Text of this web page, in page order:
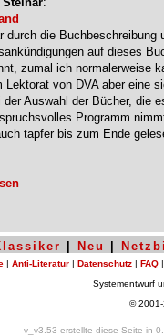
durch die Buchbeschreibung
auf dieses
zumal ich normalerweise
Lektorat von DVA aber eine
der Auswahl der Bücher, die
Programm
tapfer bis zum Ende
Neu
| Anti-Literatur | Datenschutz | FAQ
Systementwurf
©
v_v3.53 erstellte diese Seite in